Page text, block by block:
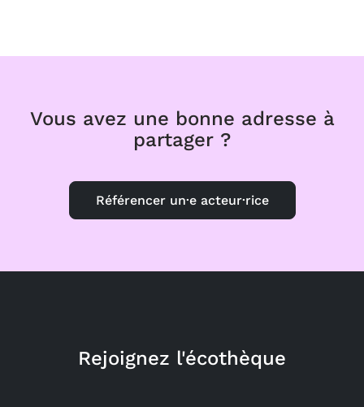
Vous avez une bonne adresse à
partager ?
Référencer un·e acteur·rice
Rejoignez l'écothèque